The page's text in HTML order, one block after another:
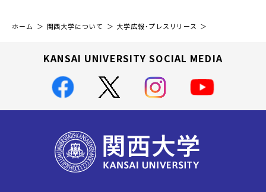
ホーム 関西大学について 大学広報・プレスリリース
KANSAI UNIVERSITY SOCIAL MEDIA